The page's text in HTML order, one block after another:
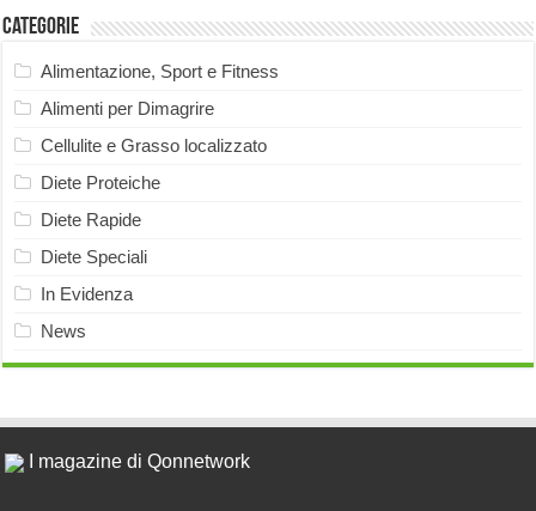
Categorie
Alimentazione, Sport e Fitness
Alimenti per Dimagrire
Cellulite e Grasso localizzato
Diete Proteiche
Diete Rapide
Diete Speciali
In Evidenza
News
I magazine di Qonnetwork